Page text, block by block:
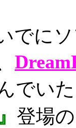
でに
でい
登場